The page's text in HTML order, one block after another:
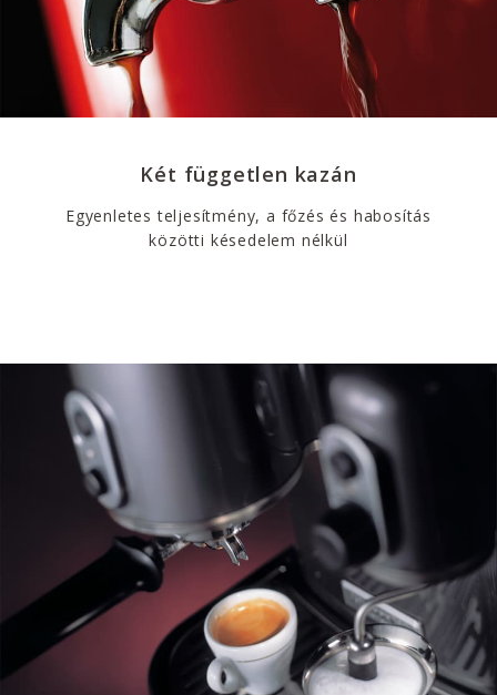
Két független kazán
Egyenletes teljesítmény, a főzés és habosítás
közötti késedelem nélkül